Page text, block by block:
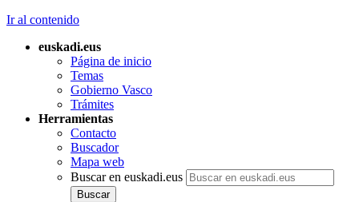
Ir al contenido
euskadi.eus
Página de inicio
Temas
Gobierno Vasco
Trámites
Herramientas
Contacto
Buscador
Mapa web
Buscar en euskadi.eus